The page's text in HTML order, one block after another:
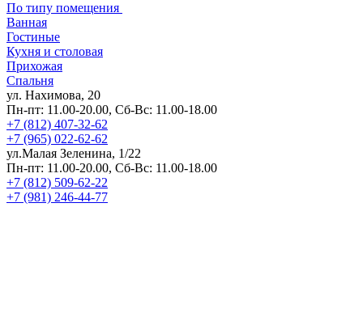
По типу помещения
Ванная
Гостиные
Кухня и столовая
Прихожая
Спальня
ул. Нахимова, 20
Пн-пт: 11.00-20.00, Сб-Вс: 11.00-18.00
+7 (812) 407-32-62
+7 (965) 022-62-62
ул.Малая Зеленина, 1/22
Пн-пт: 11.00-20.00, Сб-Вс: 11.00-18.00
+7 (812) 509-62-22
+7 (981) 246-44-77